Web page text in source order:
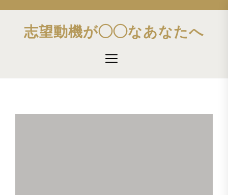
志望動機が◯◯なあなたへ